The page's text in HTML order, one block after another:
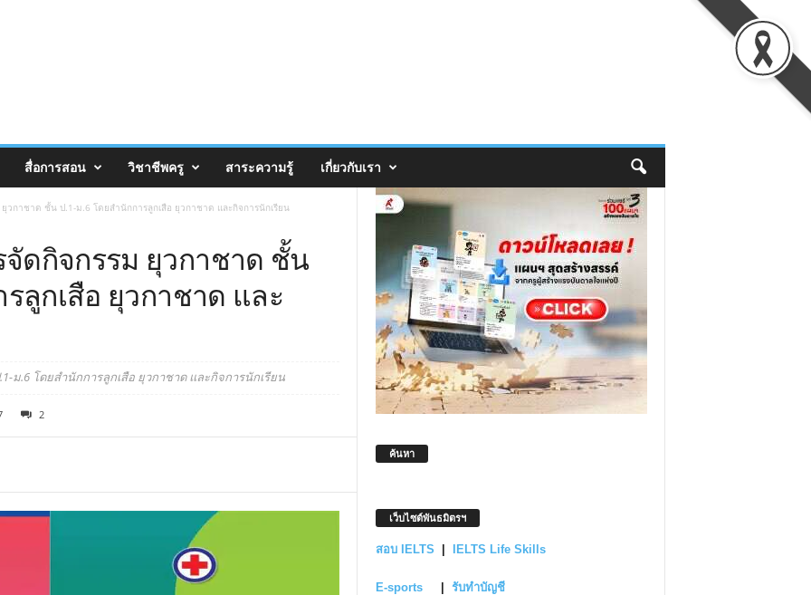
สื่อการสอน วิชาชีพครู สาระความรู้ เกี่ยวกับเรา
กาชาด ชั้น ป.1-ม.6 โดยสํานักการลูกเสือ ยุวกาชาด และกิจการนักเรียน
ดกิจกรรม ยุวกาชาด ชั้น
ลูกเสือ ยุวกาชาด และ
ม.6 โดยสํานักการลูกเสือ ยุวกาชาด และกิจการนักเรียน
2
ค้นหา
เว็บไซต์พันธมิตรฯ
สอบ IELTS IELTS Life Skills
E-sports รับทำบัญชี